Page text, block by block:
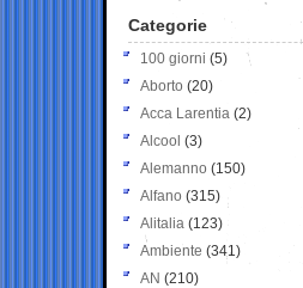
Categorie
100 giorni (5)
Aborto (20)
Acca Larentia (2)
Alcool (3)
Alemanno (150)
Alfano (315)
Alitalia (123)
Ambiente (341)
AN (210)